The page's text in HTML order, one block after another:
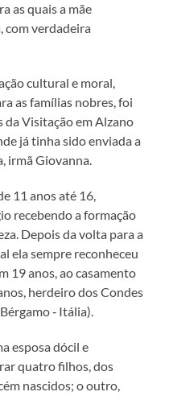
as quais a mãe
com verdadeira
cultural e moral,
as famílias nobres, foi
Visitação em Alzano
já tinha sido enviada a
irmã Giovanna.
11 anos até 16,
recebendo a formação
Depois da volta para a
ela sempre reconheceu
19 anos, ao casamento
herdeiro dos Condes
‑ Itália).
esposa dócil e
quatro filhos, dos
nascidos; o outro,